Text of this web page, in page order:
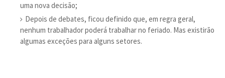
uma nova decisão;
Depois de debates, ficou definido que, em regra geral,
nenhum trabalhador poderá trabalhar no feriado. Mas existirão
algumas exceções para alguns setores.